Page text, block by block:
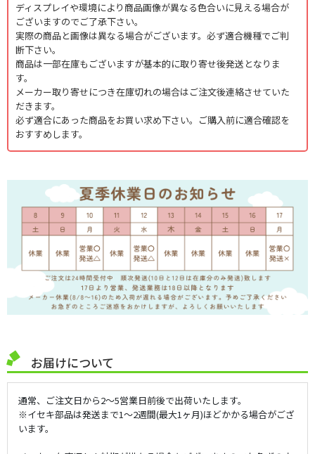
ディスプレイや環境により商品画像が異なる色合いに見える場合が
ございますのでご了承下さい。
実際の商品と画像は異なる場合がございます。必ず適合機種でご判
断下さい。
商品は一部在庫もございますが基本的に取り寄せ後発送となりま
す。
メーカー取り寄せにつき在庫切れの場合はご注文後連絡させていた
だきます。
必ず適合にあった商品をお買い求め下さい。ご購入前に適合確認を
おすすめします。
お届けについて
通常、ご注文日から2～5営業日前後で出荷いたします。
※イセキ部品は発送まで1～2週間(最大1ヶ月)ほどかかる場合がござ
います。